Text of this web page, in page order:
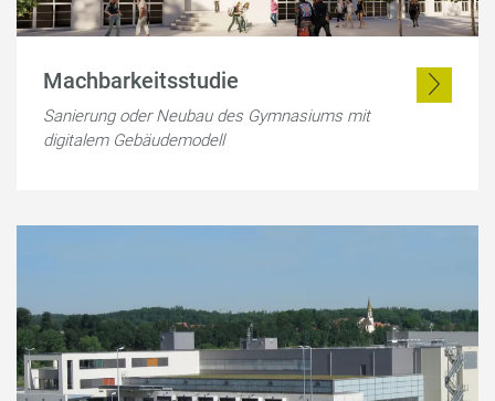
Machbarkeitsstudie
Sanierung oder Neubau des Gymnasiums mit
digitalem Gebäudemodell